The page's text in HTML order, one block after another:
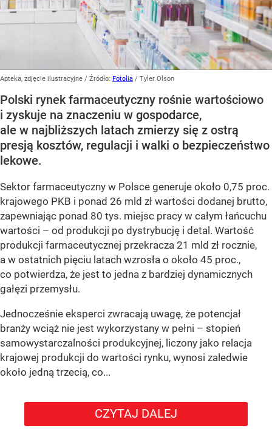
Apteka, zdjęcie ilustracyjne / Źródło: Fotolia / Tyler Olson
Polski rynek farmaceutyczny rośnie wartościowo
i zyskuje na znaczeniu w gospodarce,
ale w najbliższych latach zmierzy się z ostrą
presją kosztów, regulacji i walki o bezpieczeństwo
lekowe.
Sektor farmaceutyczny w Polsce generuje około 0,75 proc.
krajowego PKB i ponad 26 mld zł wartości dodanej brutto,
zapewniając ponad 80 tys. miejsc pracy w całym łańcuchu
wartości – od produkcji po dystrybucję i detal. Wartość
produkcji farmaceutycznej przekracza 21 mld zł rocznie,
a w ostatnich pięciu latach wzrosła o około 45 proc.,
co potwierdza, że jest to jedna z bardziej dynamicznych
gałęzi przemysłu.
Jednocześnie eksperci zwracają uwagę, że potencjał
branży wciąż nie jest wykorzystany w pełni – stopień
samowystarczalności produkcyjnej, liczony jako relacja
krajowej produkcji do wartości rynku, wynosi zaledwie
około jedną trzecią, co...
CZYTAJ DALEJ